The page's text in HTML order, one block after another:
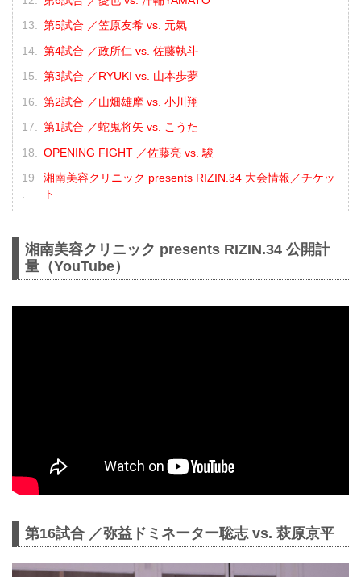
第5試合 ／笠原友希 vs. 元氣
第4試合 ／政所仁 vs. 佐藤執斗
第3試合 ／RYUKI vs. 山本歩夢
第2試合 ／山畑雄摩 vs. 小川翔
第1試合 ／蛇鬼将矢 vs. こうた
OPENING FIGHT ／佐藤亮 vs. 駿
湘南美容クリニック presents RIZIN.34 大会情報／チケッ
ト
湘南美容クリニック presents RIZIN.34 公開計
量（YouTube）
第16試合 ／弥益ドミネーター聡志 vs. 萩原京平